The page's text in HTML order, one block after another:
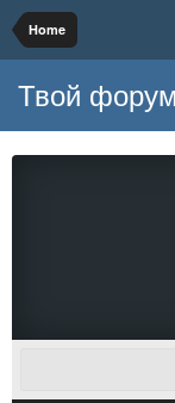
Home
Твой